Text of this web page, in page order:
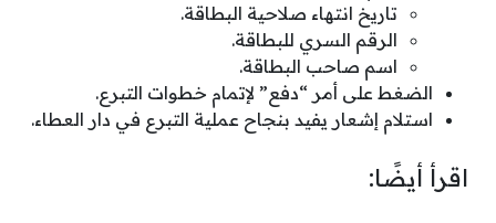
تاريخ انتهاء صلاحية البطاقة.
الرقم السري للبطاقة.
اسم صاحب البطاقة.
الضغط على أمر “دفع” لإتمام خطوات التبرع.
استلام إشعار يفيد بنجاح عملية التبرع في دار العطاء.
اقرأ أيضًا: